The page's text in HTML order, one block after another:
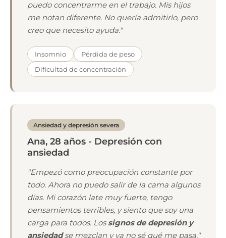
puedo concentrarme en el trabajo. Mis hijos
me notan diferente. No quería admitirlo, pero
creo que necesito ayuda."
Insomnio
Pérdida de peso
Dificultad de concentración
Ansiedad y depresión severa
Ana, 28 años - Depresión con
ansiedad
"Empezó como preocupación constante por
todo. Ahora no puedo salir de la cama algunos
días. Mi corazón late muy fuerte, tengo
pensamientos terribles, y siento que soy una
carga para todos. Lossignos de depresión y
ansiedadse mezclan y ya no sé qué me pasa."